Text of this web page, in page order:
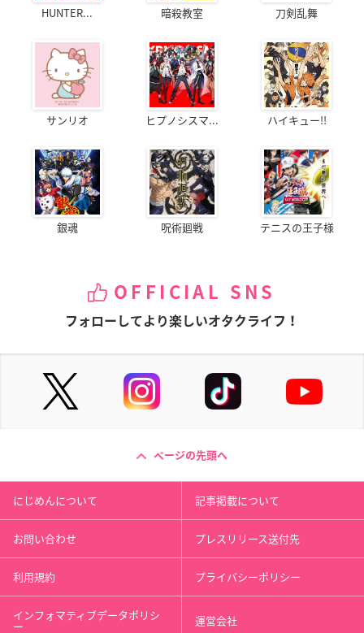
HUNTER... 暗殺教室 刀剣乱舞
サンリオ ヒプノシスマ... ハイキュー!!
銀魂 呪術廻戦 テニスの王子様
OFFICIAL SNS
フォローしてより楽しいオタクライフ！
ページの先頭へ
にじめんについて 記事掲載について
お問い合わせ プレスリリース送付先
利用規約 プライバシーポリシー
インフォマティブデータポリシ
ー 運営会社